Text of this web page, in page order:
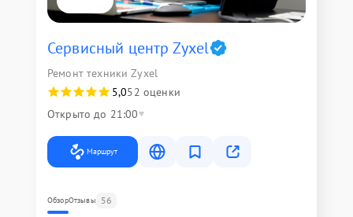
Сервисный центр Zyxel
Ремонт техники Zyxel
5,052 оценки
Открыто до 21:00
Маршрут
ОбзорОтзывы 56